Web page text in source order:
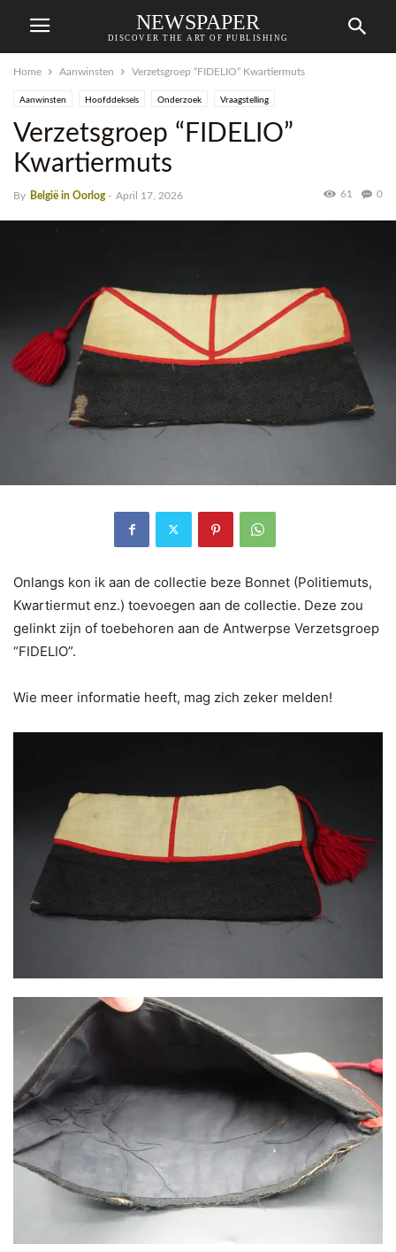
NEWSPAPER
DISCOVER THE ART OF PUBLISHING
Home Aanwinsten Verzetsgroep “FIDELIO” Kwartiermuts
Aanwinsten Hoofddeksels Onderzoek Vraagstelling
Verzetsgroep “FIDELIO”
Kwartiermuts
By België in Oorlog - April 17, 2026 0
61
Onlangs kon ik aan de collectie beze Bonnet (Politiemuts,
Kwartiermut enz.) toevoegen aan de collectie. Deze zou
gelinkt zijn of toebehoren aan de Antwerpse Verzetsgroep
“FIDELIO”.
Wie meer informatie heeft, mag zich zeker melden!